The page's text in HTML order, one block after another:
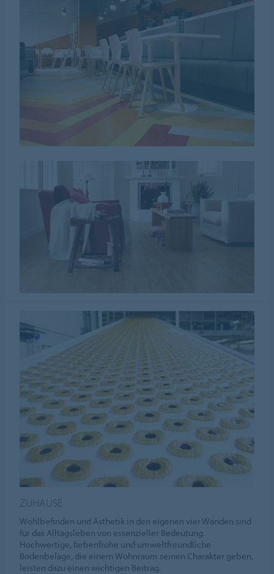
ZUHAUSE
Wohlbefinden und Ästhetik in den eigenen vier Wänden sind
für das Alltagsleben von essenzieller Bedeutung.
Hochwertige, farbenfrohe und umweltfreundliche
Bodenbeläge, die einem Wohnraum seinen Charakter geben,
leisten dazu einen wichtigen Beitrag.